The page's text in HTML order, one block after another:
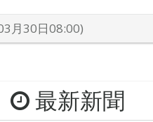
月30日08:00)
最新新聞